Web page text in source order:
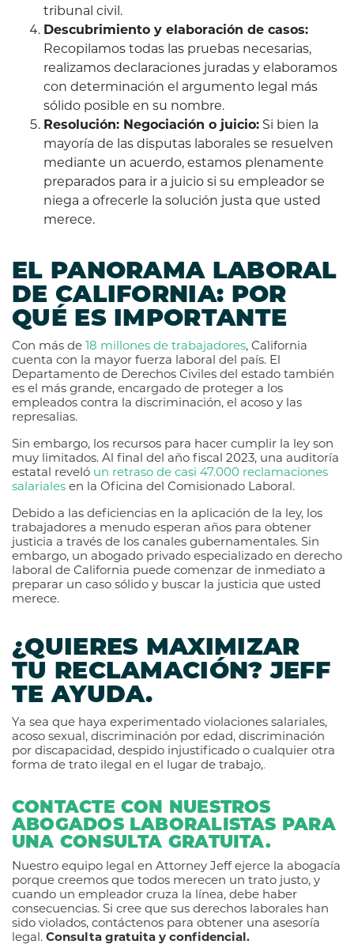
tribunal civil.
Descubrimiento y elaboración de casos:
Recopilamos todas las pruebas necesarias,
realizamos declaraciones juradas y elaboramos
con determinación el argumento legal más
sólido posible en su nombre.
Resolución: Negociación o juicio: Si bien la
mayoría de las disputas laborales se resuelven
mediante un acuerdo, estamos plenamente
preparados para ir a juicio si su empleador se
niega a ofrecerle la solución justa que usted
merece.
EL PANORAMA LABORAL
DE CALIFORNIA: POR
QUÉ ES IMPORTANTE
Con más de 18 millones de trabajadores, California
cuenta con la mayor fuerza laboral del país. El
Departamento de Derechos Civiles del estado también
es el más grande, encargado de proteger a los
empleados contra la discriminación, el acoso y las
represalias.
Sin embargo, los recursos para hacer cumplir la ley son
muy limitados. Al final del año fiscal 2023, una auditoría
estatal reveló un retraso de casi 47.000 reclamaciones
salariales en la Oficina del Comisionado Laboral.
Debido a las deficiencias en la aplicación de la ley, los
trabajadores a menudo esperan años para obtener
justicia a través de los canales gubernamentales. Sin
embargo, un abogado privado especializado en derecho
laboral de California puede comenzar de inmediato a
preparar un caso sólido y buscar la justicia que usted
merece.
¿QUIERES MAXIMIZAR
TU RECLAMACIÓN? JEFF
TE AYUDA.
Ya sea que haya experimentado violaciones salariales,
acoso sexual, discriminación por edad, discriminación
por discapacidad, despido injustificado o cualquier otra
forma de trato ilegal en el lugar de trabajo,.
CONTACTE CON NUESTROS
ABOGADOS LABORALISTAS PARA
UNA CONSULTA GRATUITA.
Nuestro equipo legal en Attorney Jeff ejerce la abogacía
porque creemos que todos merecen un trato justo, y
cuando un empleador cruza la línea, debe haber
consecuencias. Si cree que sus derechos laborales han
sido violados, contáctenos para obtener una asesoría
legal. Consulta gratuita y confidencial.